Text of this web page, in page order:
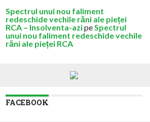
Spectrul unui nou faliment
redeschide vechile răni ale pieței
RCA – Insolventa-azipeSpectrul
unui nou faliment redeschide vechile
răni ale pieței RCA
FACEBOOK